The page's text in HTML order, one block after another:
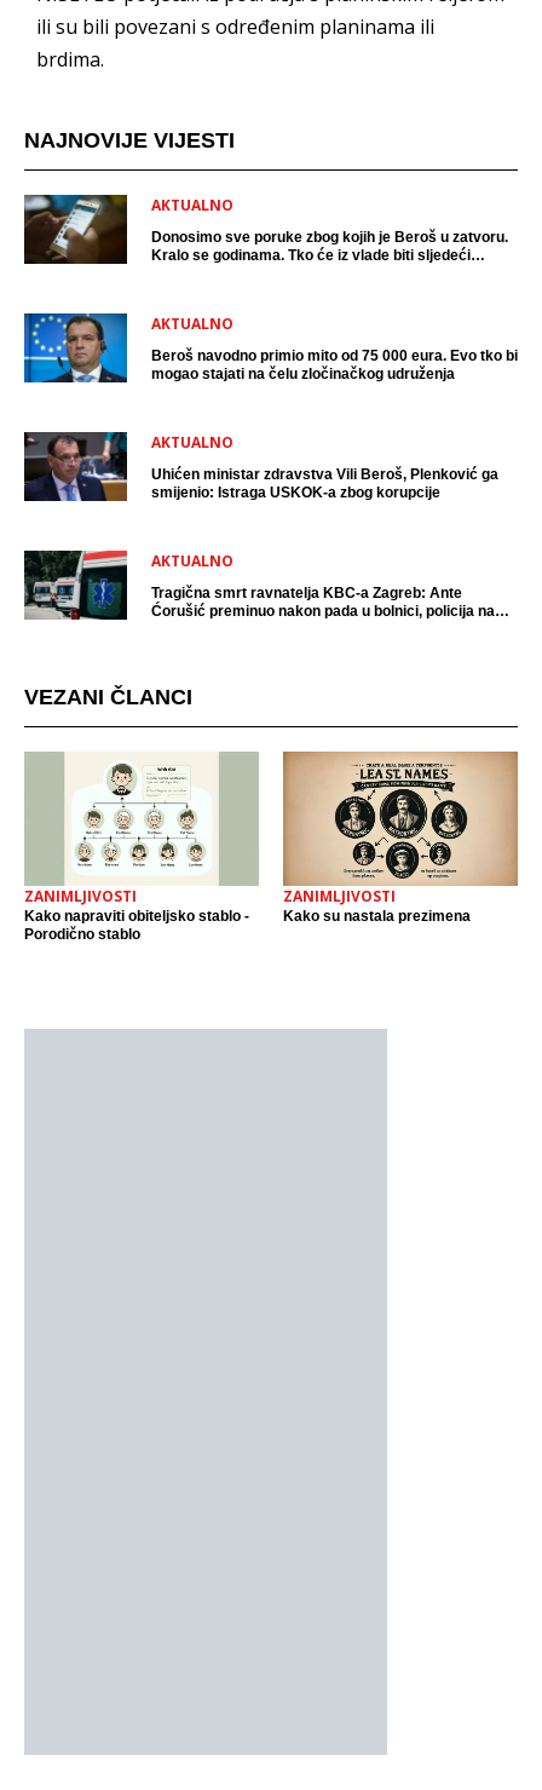
ili su bili povezani s određenim planinama ili
brdima.
NAJNOVIJE VIJESTI
AKTUALNO
Donosimo sve poruke zbog kojih je Beroš u zatvoru.
Kralo se godinama. Tko će iz vlade biti sljedeći
AKTUALNO
Beroš navodno primio mito od 75 000 eura. Evo tko bi
mogao stajati na čelu zločinačkog udruženja
AKTUALNO
Uhićen ministar zdravstva Vili Beroš, Plenković ga
smijenio: Istraga USKOK-a zbog korupcije
AKTUALNO
Tragična smrt ravnatelja KBC-a Zagreb: Ante
Ćorušić preminuo nakon pada u bolnici, policija na
VEZANI ČLANCI
ZANIMLJIVOSTI
Kako napraviti obiteljsko stablo -
Porodično stablo
ZANIMLJIVOSTI
Kako su nastala prezimena